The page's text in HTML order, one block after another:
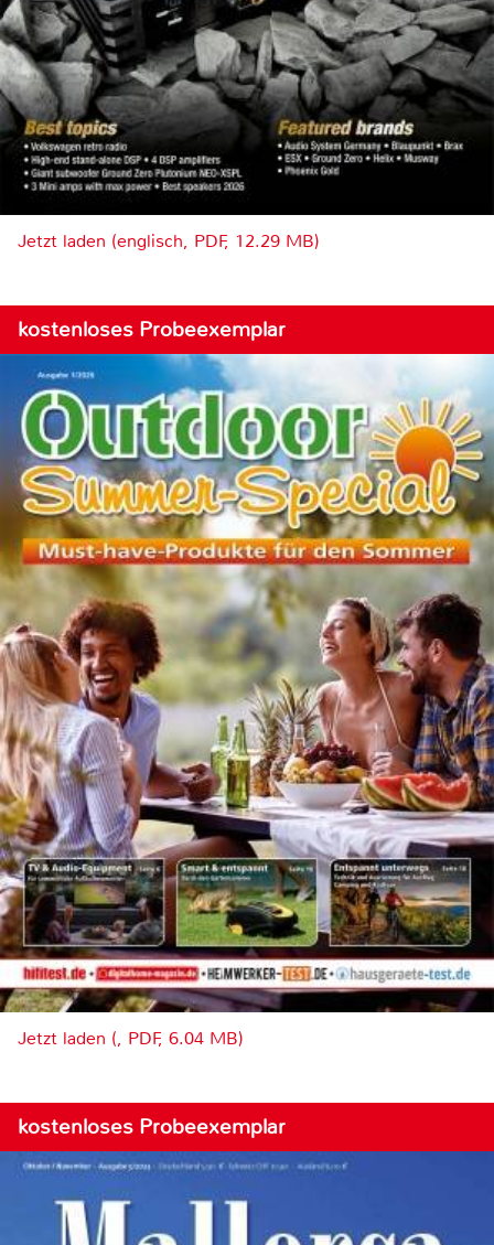
Jetzt laden (englisch, PDF, 12.29 MB)
kostenloses Probeexemplar
Jetzt laden (, PDF, 6.04 MB)
kostenloses Probeexemplar